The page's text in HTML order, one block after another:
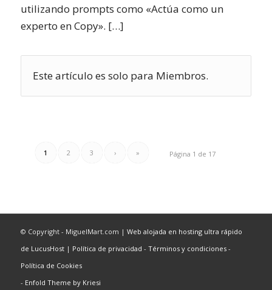
utilizando prompts como «Actúa como un
experto en Copy». […]
Este artículo es solo para Miembros.
Página 1 de 17
1 2 3 › »
© Copyright - MiguelMart.com | Web alojada en hosting ultra rápido
de LucusHost| Política de privacidad - Términos y condiciones-
Política de Cookies
- Enfold Theme by Kriesi